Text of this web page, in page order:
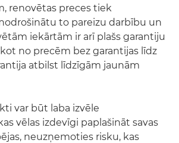
renovētas preces tiek
to pareizu darbību un
iekārtām ir arī plašs garantiju
no precēm bez garantijas līdz
atbilst līdzīgām jaunām
var būt laba izvēle
vēlas izdevīgi paplašināt savas
neuzņemoties risku, kas